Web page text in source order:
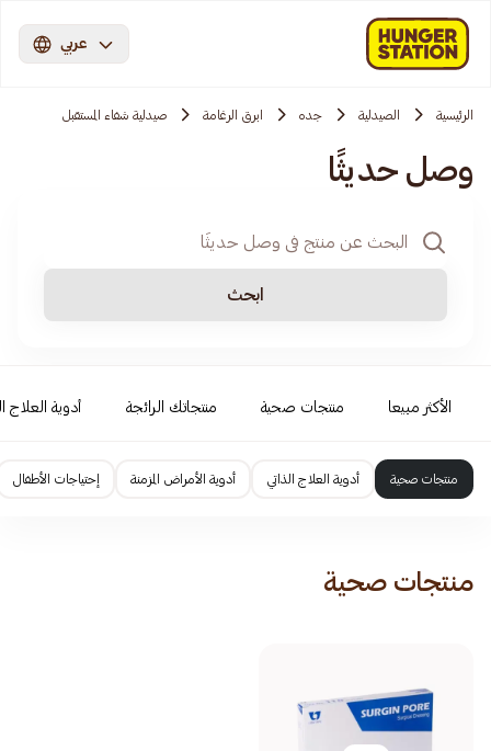
عربي
الرئيسية الصيدلية جده ابرق الرغامة صيدلية شفاء المستقبل
وصل حديثًا
ابحث
الأكثر مبيعا منتجات صحية منتجاتك الرائجة أدوية العلاج
منتجات صحية أدوية العلاج الذاتي أدوية الأمراض المزمنة إحتياجات الأطفال
منتجات صحية